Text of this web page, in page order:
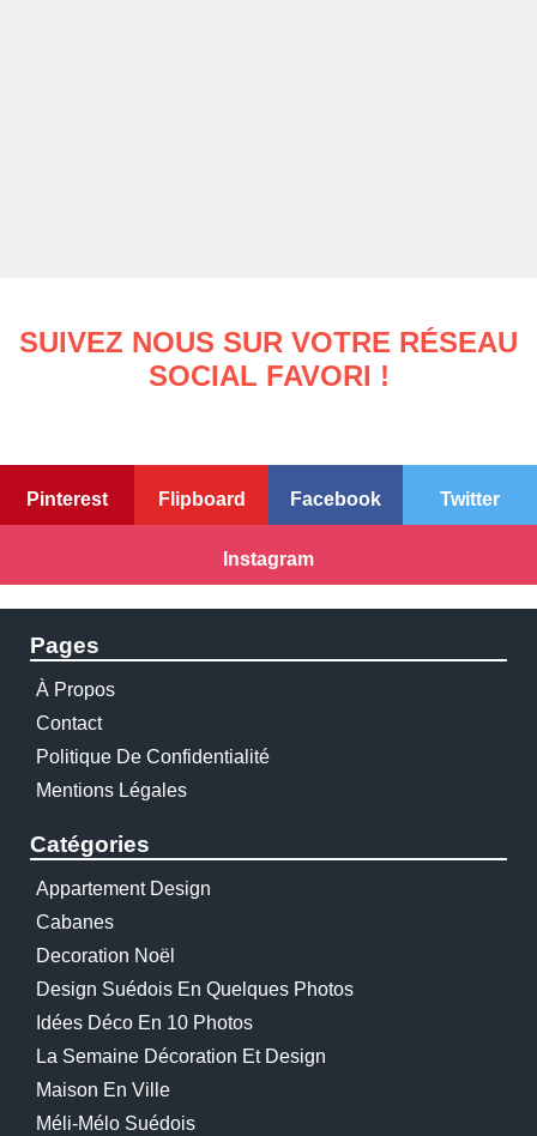
SUIVEZ NOUS SUR VOTRE RÉSEAU
SOCIAL FAVORI !
Pinterest Flipboard Facebook Twitter
Instagram
Pages
À Propos
Contact
Politique De Confidentialité
Mentions Légales
Catégories
Appartement Design
Cabanes
Decoration Noël
Design Suédois En Quelques Photos
Idées Déco En 10 Photos
La Semaine Décoration Et Design
Maison En Ville
Méli-Mélo Suédois